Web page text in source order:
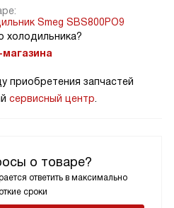
о товаре?
ответить в максимально
сроки
Smeg SBS800PO9
холодильника?
приобретения запчастей
сервисный центр